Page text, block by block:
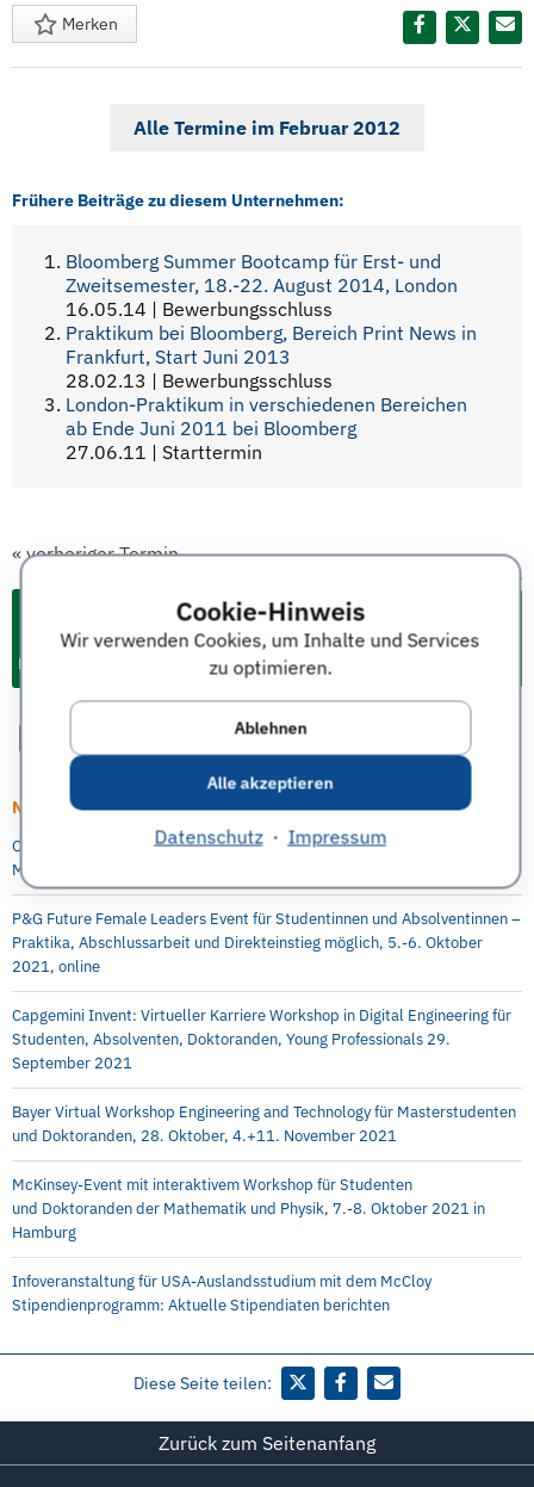
Cookie-Hinweis
Wir verwenden Cookies, um Inhalte und Services
zu optimieren.
Ablehnen
Alle akzeptieren
Datenschutz· Impressum
Merken
Alle Termine im Februar 2012
Frühere Beiträge zu diesem Unternehmen:
Bloomberg Summer Bootcamp für Erst- und
Zweitsemester, 18.-22. August 2014, London
16.05.14 | Bewerbungsschluss
Praktikum bei Bloomberg, Bereich Print News in
Frankfurt, Start Juni 2013
28.02.13 | Bewerbungsschluss
London-Praktikum in verschiedenen Bereichen
ab Ende Juni 2011 bei Bloomberg
27.06.11 | Starttermin
«vorheriger Termin
»
Events & Termine für Studium und Karriere
Neueste Artikel
Online Info-Session: Digitale Transformation als berufsintegrierter
Masterstudiengang an der Berlin Professional School (HWR Berlin)
P&G Future Female Leaders Event für Studentinnen und Absolventinnen –
Praktika, Abschlussarbeit und Direkteinstieg möglich, 5.-6. Oktober
2021, online
Capgemini Invent: Virtueller Karriere Workshop in Digital Engineering für
Studenten, Absolventen, Doktoranden, Young Professionals 29.
September 2021
Bayer Virtual Workshop Engineering and Technology für Masterstudenten
und Doktoranden, 28. Oktober, 4.+11. November 2021
McKinsey-Event mit interaktivem Workshop für Studenten
und Doktoranden der Mathematik und Physik, 7.-8. Oktober 2021 in
Hamburg
Infoveranstaltung für USA-Auslandsstudium mit dem McCloy
Stipendienprogramm: Aktuelle Stipendiaten berichten
Diese Seite teilen:
Zurück zum Seitenanfang